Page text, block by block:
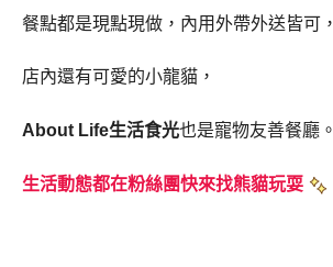
餐點都是現點現做，內用外帶外送皆可，
店內還有可愛的小龍貓，
About Life生活食光也是寵物友善餐廳。
生活動態都在粉絲團快來找熊貓玩耍